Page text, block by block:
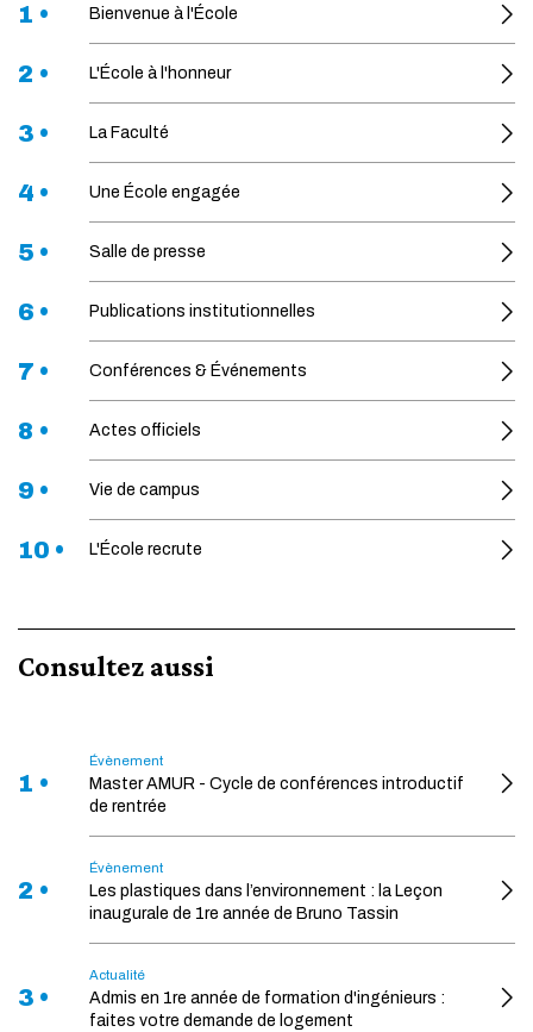
1 • Bienvenue à l'École
2 • L'École à l'honneur
3 • La Faculté
4 • Une École engagée
5 • Salle de presse
6 • Publications institutionnelles
7 • Conférences & Événements
8 • Actes officiels
9 • Vie de campus
10 • L'École recrute
Consultez aussi
1 •
Évènement
Master AMUR - Cycle de conférences introductif
de rentrée
2 •
Évènement
Les plastiques dans l’environnement : la Leçon
inaugurale de 1re année de Bruno Tassin
3 •
Actualité
Admis en 1re année de formation d'ingénieurs :
faites votre demande de logement